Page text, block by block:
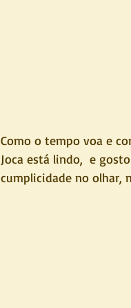
Como o tempo voa e
Joca está lindo,  e
cumplicidade no olhar,